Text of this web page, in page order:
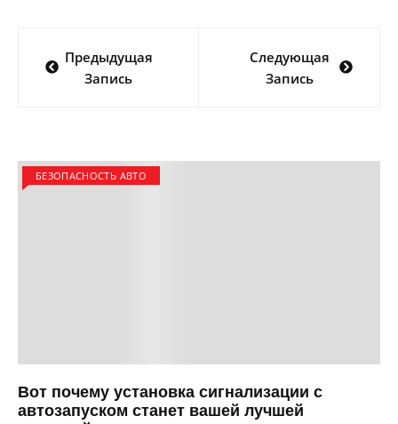
по
Предыдущая
Запись
Следующая
Запись
БЕЗОПАСНОСТЬ АВТО
Вот почему установка сигнализации с
автозапуском станет вашей лучшей